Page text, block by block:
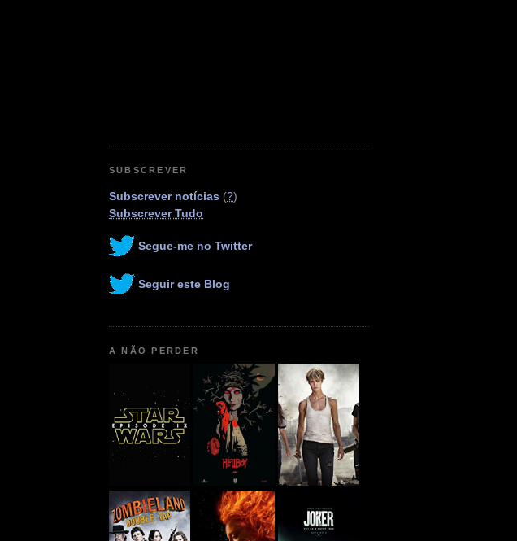
SUBSCREVER
Subscrever notícias (?)
Subscrever Tudo
Segue-me no Twitter
Seguir este Blog
A NÃO PERDER